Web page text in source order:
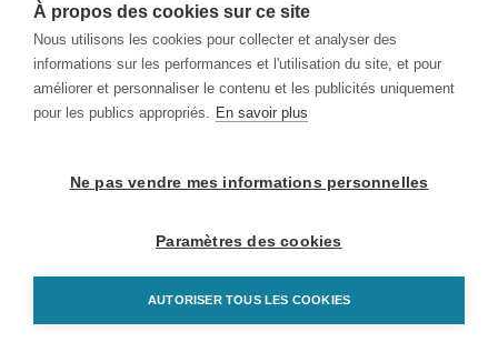
À propos des cookies sur ce site
Nous utilisons les cookies pour collecter et analyser des
informations sur les performances et l'utilisation du site, et pour
améliorer et personnaliser le contenu et les publicités uniquement
pour les publics appropriés. En savoir plus
Ne pas vendre mes informations personnelles
Paramètres des cookies
AUTORISER TOUS LES COOKIES